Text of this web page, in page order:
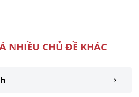
NHIỀU CHỦ ĐỀ KHÁC